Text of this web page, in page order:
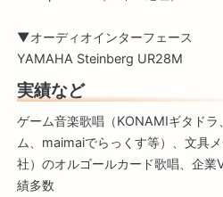
▼オーディオインターフェース
YAMAHA Steinberg UR28M
実績など
ゲーム音楽歌唱（KONAMIギタド
ム、maimaiでらっくす等）、文具
社）のオルゴールカード歌唱、企
績多数